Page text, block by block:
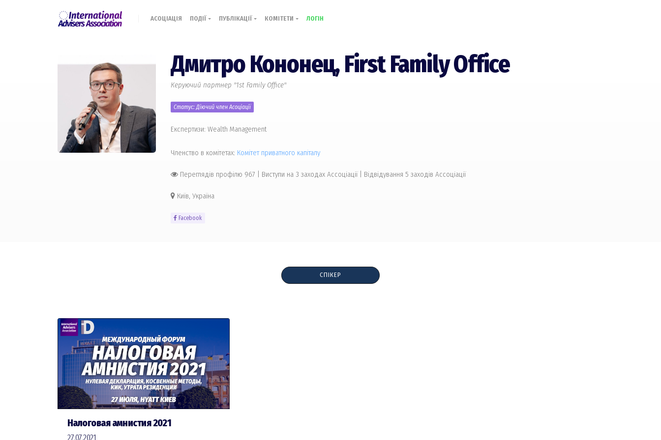
АСОЦІАЦІЯ ПОДІЇ ПУБЛІКАЦІЇ КОМІТЕТИ ЛОГІН
Дмитро Кононец,First Family Office
Керуючий партнер "1st Family Office"
Статус: Діючий член Асоціації
Експертизи: Wealth Management
Членство в комітетах: Комiтет приватного капіталу
Переглядів профілю 967 Виступи на 3 заходах Ассоціації | Відвідування 5 заходів Ассоціації
Київ, Україна
Facebook
СПІКЕР
Налоговая амнистия 2021
27.07.2021